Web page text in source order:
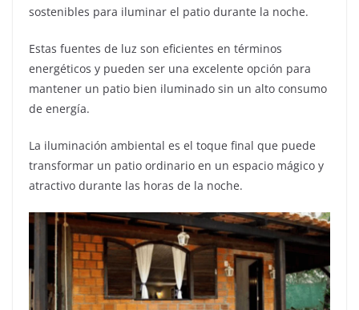
sostenibles para iluminar el patio durante la noche.
Estas fuentes de luz son eficientes en términos
energéticos y pueden ser una excelente opción para
mantener un patio bien iluminado sin un alto consumo
de energía.
La iluminación ambiental es el toque final que puede
transformar un patio ordinario en un espacio mágico y
atractivo durante las horas de la noche.